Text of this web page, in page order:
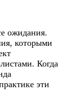
ожидания.
которыми
Когда
эти